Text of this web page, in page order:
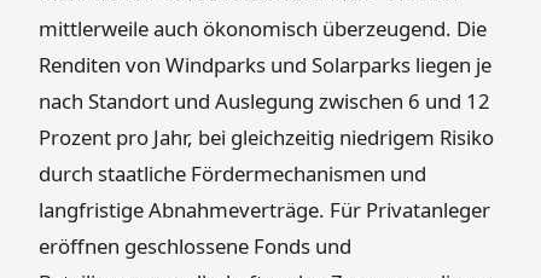
mittlerweile auch ökonomisch überzeugend. Die
Renditen von Windparks und Solarparks liegen je
nach Standort und Auslegung zwischen 6 und 12
Prozent pro Jahr, bei gleichzeitig niedrigem Risiko
durch staatliche Fördermechanismen und
langfristige Abnahmeverträge. Für Privatanleger
eröffnen geschlossene Fonds und